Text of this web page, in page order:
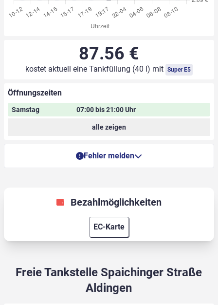
87.56 €
kostet aktuell eine Tankfüllung (40 l) mit Super E5
Öffnungszeiten
Samstag 07:00 bis 21:00 Uhr
alle zeigen
Fehler melden
Bezahlmöglichkeiten
EC-Karte
Freie Tankstelle Spaichinger Straße
Aldingen